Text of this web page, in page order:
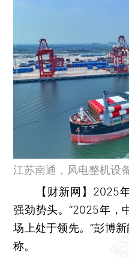
江苏南通，风电整机设
【财新网】 2025
强劲势头。“2025年，
场上处于领先。”彭博
称。